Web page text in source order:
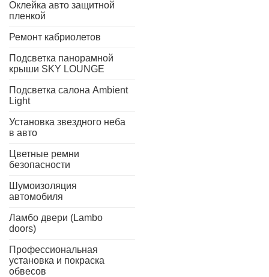
Оклейка авто защитной
пленкой
Ремонт кабриолетов
Подсветка панорамной
крыши SKY LOUNGE
Подсветка салона Ambient
Light
Установка звездного неба
в авто
Цветные ремни
безопасности
Шумоизоляция
автомобиля
Ламбо двери (Lambo
doors)
Профессиональная
установка и покраска
обвесов